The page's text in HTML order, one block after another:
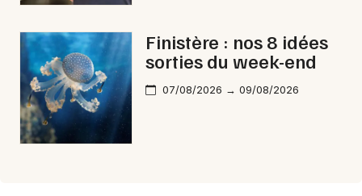
Mon email
Finistère : nos 8 idées
sorties du week-end
07/08/2026 → 09/08/2026